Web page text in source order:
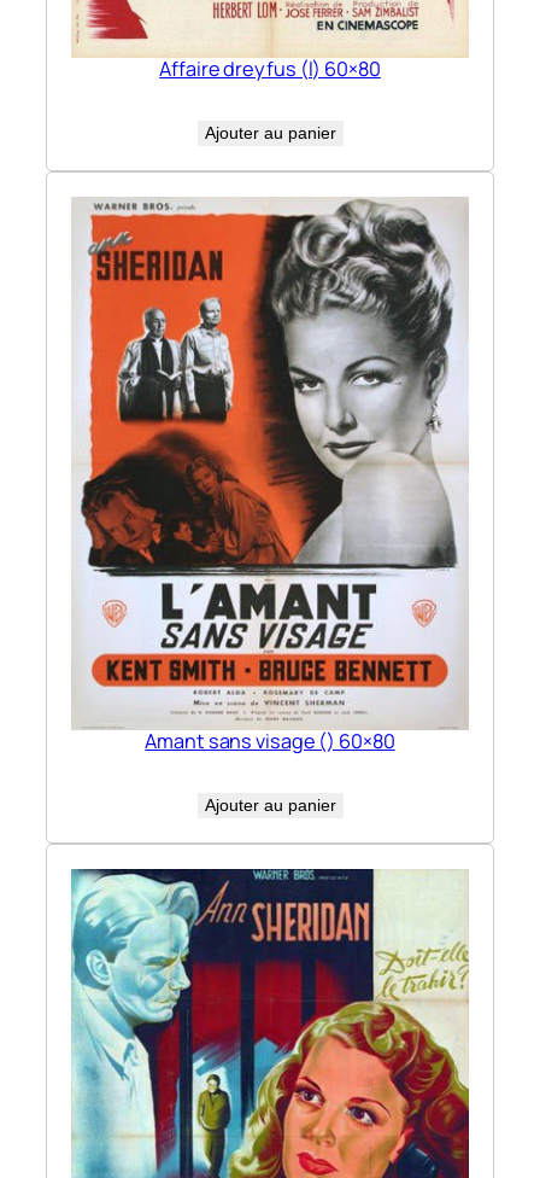
Affaire dreyfus (l) 60×80
Ajouter au panier
Amant sans visage () 60×80
Ajouter au panier